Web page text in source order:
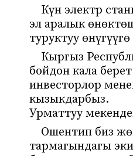
Күн электр
эл аралык
туруктуу
Кыргыз
бойдон кала
инвесторлор
кызыкдарбыз.
Урматтуу
Ошентип биз
тармагындагы